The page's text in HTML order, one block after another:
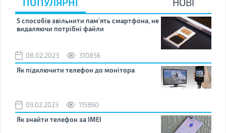
5 способів звільнити пам’ять смартфона, не
видаляючи потрібні файли
08.02.2023
310856
Як підключити телефон до монітора
09.02.2023
115860
Як знайти телефон за IMEI